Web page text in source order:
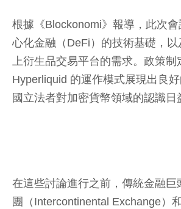
根據《Blockonomi》報導，此次
心化金融（DeFi）的技術基礎，
上衍生品交易平台的需求。政策制
Hyperliquid 的運作模式展現出良
國立法者對加密貨幣領域的認識日
在這些討論進行之前，傳統金融巨
團（Intercontinental Exchange）